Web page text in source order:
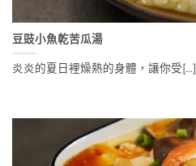
豆豉小魚乾苦瓜湯
炎炎的夏日裡燥熱的身體，讓你受[...]